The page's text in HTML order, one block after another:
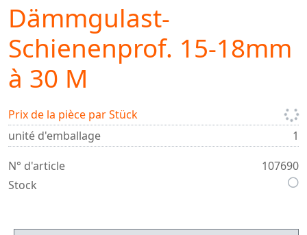
Dämmgulast-
Schienenprof. 15-18mm
à 30 M
Prix de la pièce par Stück
unité d'emballage
1
N° d'article
107690
Stock